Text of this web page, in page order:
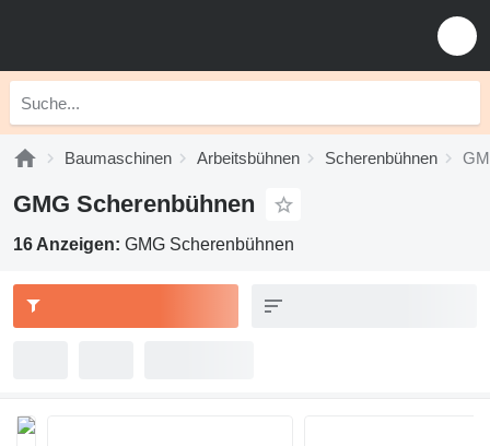
Baumaschinen Arbeitsbühnen Scherenbühnen
GMG Scherenbühnen
16 Anzeigen: GMG Scherenbühnen